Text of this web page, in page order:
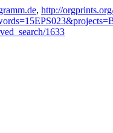
, http://
1633